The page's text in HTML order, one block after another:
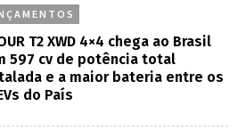
T2 XWD 4×4 chega ao Brasil
597 cv de potência total
e a maior bateria entre os
do País